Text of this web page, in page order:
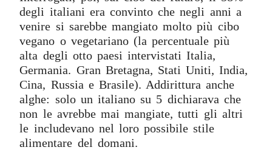
degli italiani era convinto che negli anni a
venire si sarebbe mangiato molto più cibo
vegano o vegetariano (la percentuale più
alta degli otto paesi intervistati Italia,
Germania. Gran Bretagna, Stati Uniti, India,
Cina, Russia e Brasile). Addirittura anche
alghe: solo un italiano su 5 dichiarava che
non le avrebbe mai mangiate, tutti gli altri
le includevano nel loro possibile stile
alimentare del domani.